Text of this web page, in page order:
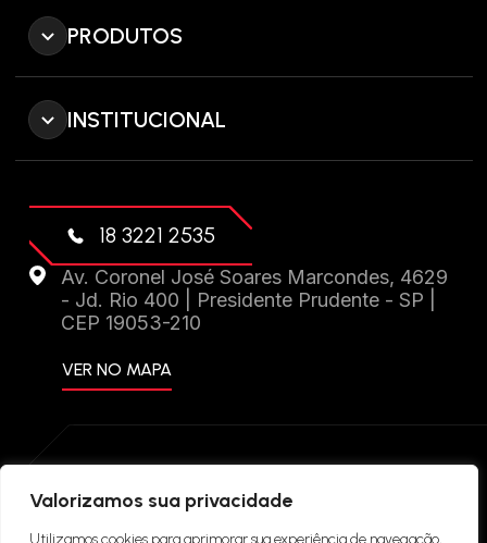
Valorizamos sua privacidade
Utilizamos cookies para aprimorar sua experiência de navegação,
PRODUTOS
INSTITUCIONAL
18 3221 2535
Av. Coronel José Soares Marcondes, 4629
- Jd. Rio 400 | Presidente Prudente - SP |
CEP 19053-210
VER NO MAPA
DIREITOS RESERVADOS. CRIAÇÃO DE SITES: